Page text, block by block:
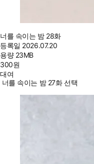
너를 속이는 밤 28화
등록일 2026.07.20
용량 23MB
300원
대여
너를 속이는 밤 27화 선택